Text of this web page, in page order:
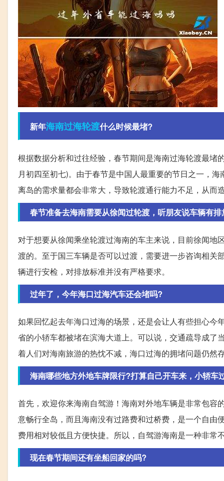
新年海南过海轮渡什么时候最堵?
根据数据分析和过往经验，春节期间是海南过海轮渡最堵
月初四至初七)。由于春节是中国人最重要的节日之一，
离岛的需求量都会非常大，导致轮渡通行能力不足，从而
春节准备去海南需要从徐闻过轮渡，听朋友说车辆有排
对于想要从徐闻乘坐轮渡过海南的车主来说，目前徐闻
渡的。至于国三车辆是否可以过渡，需要进一步咨询相
辆进行安检，对排放标准并没有严格要求。
过年了，今年海口过海汽车还会堵吗?
如果回忆起去年海口过海的场景，还是会让人有些担心
省的小轿车都被堵在滨海大道上。可以说，交通疏导成
着人们对海南旅游的热忱不减，海口过海的拥堵问题仍然
海南哪些地方外地车牌限行?打算自己开车来，小轿车
首先，欢迎你来海南自驾游！海南对外地车辆是非常包
意畅行全岛，而且海南没有过路费和过桥费，是一个自由
费用相对较低且方便快捷。所以，自驾游海南是一种非常不
现在春节期间还有坐船回家的吗?